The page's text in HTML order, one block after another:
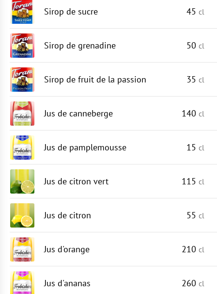
Sirop de sucre 45 cl
Sirop de grenadine 50 cl
Sirop de fruit de la passion 35 cl
Jus de canneberge 140 cl
Jus de pamplemousse 15 cl
Jus de citron vert 115 cl
Jus de citron 55 cl
Jus d'orange 210 cl
Jus d'ananas 260 cl